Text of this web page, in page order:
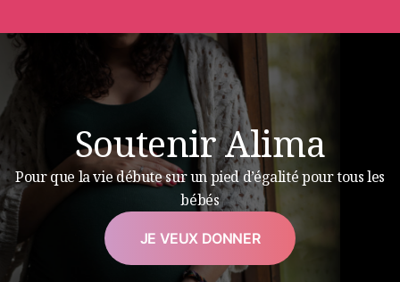
Soutenir Alima
Pour que la vie débute sur un pied d’égalité pour tous les
bébés
JE VEUX DONNER